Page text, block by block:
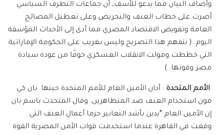
وأضاف البيان مما يدعو للأسف، أن جماعات التطرف السياسي
أصرت على خطاب العنف والتحريض وعلى تعطيل المصالح
العامة وتقويض الاقتصاد المصري مما أدى إلى الأحداث المؤسفة
اليوم. ( نتفهم هذا التصريح وليس بغريب على الحكومة الإماراتية
التي خططت ومولت الانقلاب العسكري خوفًا من عودة سيادة
مصر وقوتها. )
الأمم المتحدة : أدان الأمين العام للأمم المتحدة حينها بان كي
مون استخدام العنف ضد المتظاهرين. وقال المتحدث باسم بان
إن الأمين العام “يدين بأشد التعابير حزما أعمال العنف التي
وقعت في القاهرة عندما استخدمت قوات الأمن المصرية القوة